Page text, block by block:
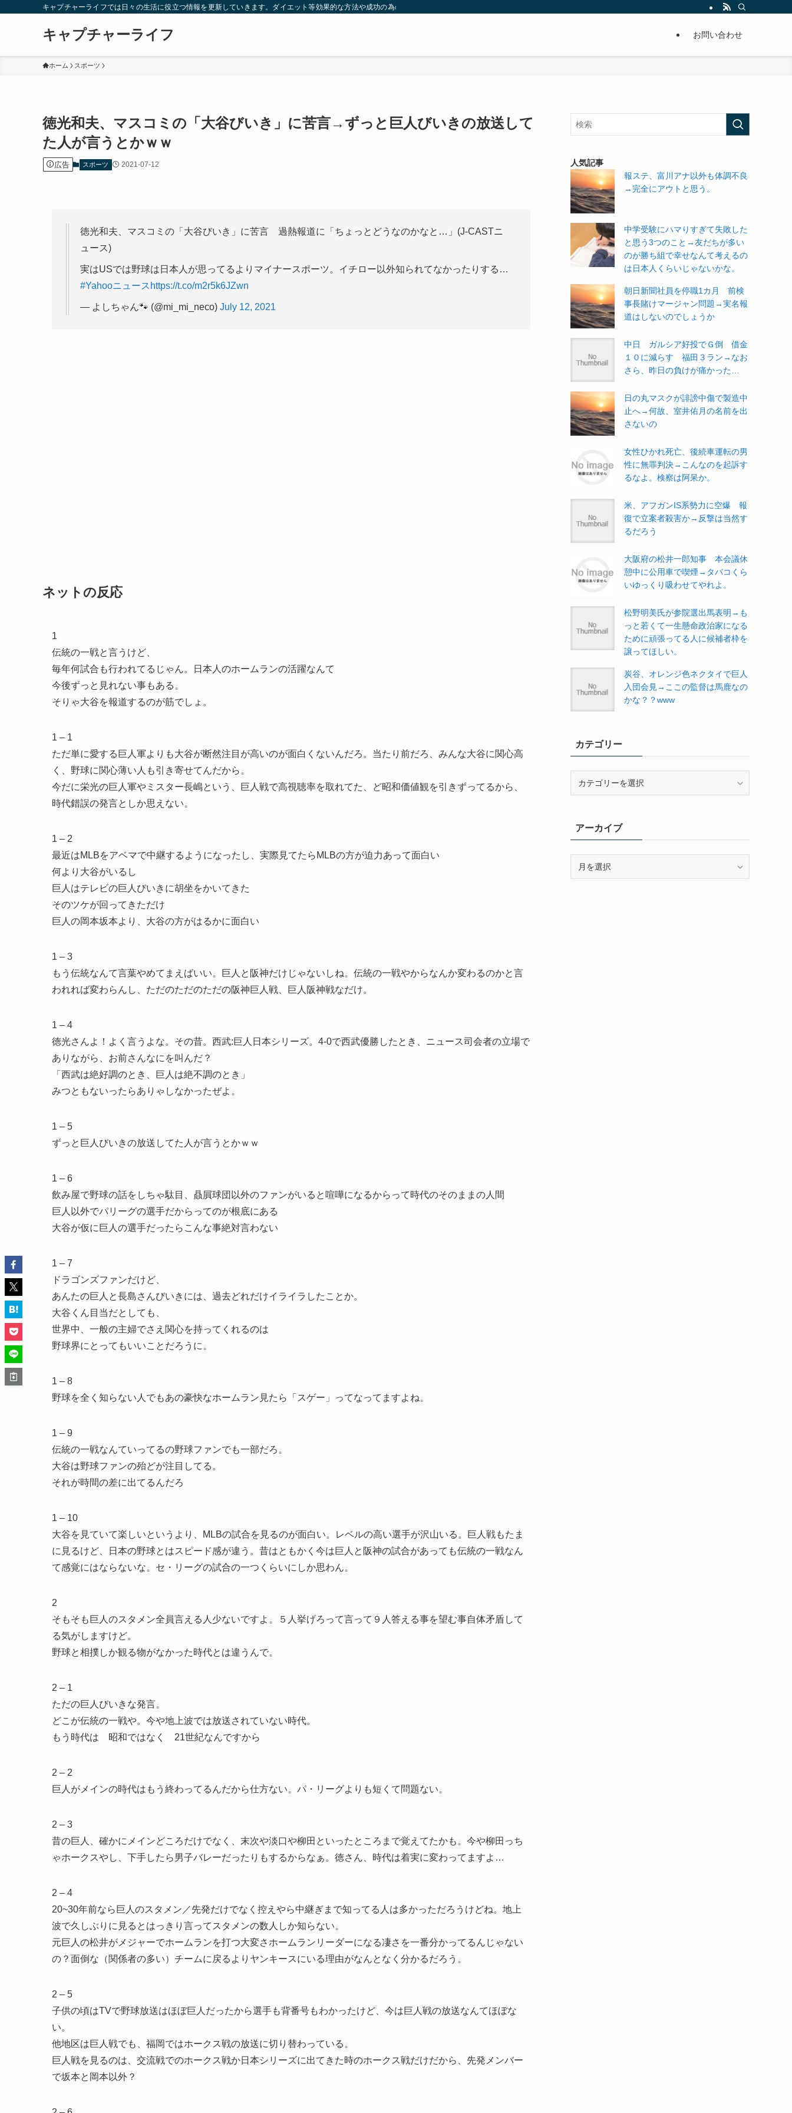
キャプチャーライフでは日々の生活に役立つ情報を更新していきます。ダイエット等効果的な方法や成功の為の秘訣等。太ったり悩んでいる方々が簡単に痩せることが出来るように分かりやすくまとめています。
キャプチャーライフ お問い合わせ
ホーム スポーツ
徳光和夫、マスコミの「大谷びいき」に苦言→ずっと巨人びいきの放送して
た人が言うとかｗｗ
広告 スポーツ 2021-07-12
徳光和夫、マスコミの「大谷びいき」に苦言 過熱報道に「ちょっとどうなのかなと…」(J-CASTニ
ュース)
実はUSでは野球は日本人が思ってるよりマイナースポーツ。イチロー以外知られてなかったりする…
#Yahooニュース https://t.co/m2r5k6JZwn
— よしちゃん🐾 (@mi_mi_neco) July 12, 2021
ネットの反応
1
伝統の一戦と言うけど、
毎年何試合も行われてるじゃん。日本人のホームランの活躍なんて
今後ずっと見れない事もある。
そりゃ大谷を報道するのが筋でしょ。
1 – 1
ただ単に愛する巨人軍よりも大谷が断然注目が高いのが面白くないんだろ。当たり前だろ、みんな大谷に関心高
く、野球に関心薄い人も引き寄せてんだから。
今だに栄光の巨人軍やミスター長嶋という、巨人戦で高視聴率を取れてた、ど昭和価値観を引きずってるから、
時代錯誤の発言としか思えない。
1 – 2
最近はMLBをアベマで中継するようになったし、実際見てたらMLBの方が迫力あって面白い
何より大谷がいるし
巨人はテレビの巨人びいきに胡坐をかいてきた
そのツケが回ってきただけ
巨人の岡本坂本より、大谷の方がはるかに面白い
1 – 3
もう伝統なんて言葉やめてまえばいい。巨人と阪神だけじゃないしね。伝統の一戦やからなんか変わるのかと言
われれば変わらんし、ただのただのただの阪神巨人戦、巨人阪神戦なだけ。
1 – 4
徳光さんよ！よく言うよな。その昔。西武:巨人日本シリーズ。4-0で西武優勝したとき、ニュース司会者の立場で
ありながら、お前さんなにを叫んだ？
「西武は絶好調のとき、巨人は絶不調のとき」
みつともないったらありゃしなかったぜよ。
1 – 5
ずっと巨人びいきの放送してた人が言うとかｗｗ
1 – 6
飲み屋で野球の話をしちゃ駄目、贔屓球団以外のファンがいると喧嘩になるからって時代のそのままの人間
巨人以外でパリーグの選手だからってのが根底にある
大谷が仮に巨人の選手だったらこんな事絶対言わない
1 – 7
ドラゴンズファンだけど、
あんたの巨人と長島さんびいきには、過去どれだけイライラしたことか。
大谷くん目当だとしても、
世界中、一般の主婦でさえ関心を持ってくれるのは
野球界にとってもいいことだろうに。
1 – 8
野球を全く知らない人でもあの豪快なホームラン見たら「スゲー」ってなってますよね。
1 – 9
伝統の一戦なんていってるの野球ファンでも一部だろ。
大谷は野球ファンの殆どが注目してる。
それが時間の差に出てるんだろ
1 – 10
大谷を見ていて楽しいというより、MLBの試合を見るのが面白い。レベルの高い選手が沢山いる。巨人戦もたま
に見るけど、日本の野球とはスピード感が違う。昔はともかく今は巨人と阪神の試合があっても伝統の一戦なん
て感覚にはならないな。セ・リーグの試合の一つくらいにしか思わん。
2
そもそも巨人のスタメン全員言える人少ないですよ。５人挙げろって言って９人答える事を望む事自体矛盾して
る気がしますけど。
野球と相撲しか観る物がなかった時代とは違うんで。
2 – 1
ただの巨人びいきな発言。
どこが伝統の一戦や。今や地上波では放送されていない時代。
もう時代は 昭和ではなく 21世紀なんですから
2 – 2
巨人がメインの時代はもう終わってるんだから仕方ない。パ・リーグよりも短くて問題ない。
2 – 3
昔の巨人、確かにメインどころだけでなく、末次や淡口や柳田といったところまで覚えてたかも。今や柳田っち
ゃホークスやし、下手したら男子バレーだったりもするからなぁ。徳さん、時代は着実に変わってますよ…
2 – 4
20~30年前なら巨人のスタメン／先発だけでなく控えやら中継ぎまで知ってる人は多かっただろうけどね。地上
波で久しぶりに見るとはっきり言ってスタメンの数人しか知らない。
元巨人の松井がメジャーでホームランを打つ大変さホームランリーダーになる凄さを一番分かってるんじゃない
の？面倒な（関係者の多い）チームに戻るよりヤンキースにいる理由がなんとなく分かるだろう。
2 – 5
子供の頃はTVで野球放送はほぼ巨人だったから選手も背番号もわかったけど、今は巨人戦の放送なんてほぼな
い。
他地区は巨人戦でも、福岡ではホークス戦の放送に切り替わっている。
巨人戦を見るのは、交流戦でのホークス戦か日本シリーズに出てきた時のホークス戦だけだから、先発メンバー
で坂本と岡本以外？
人気記事
報ステ、富川アナ以外も体調不良
→完全にアウトと思う。
中学受験にハマりすぎて失敗した
と思う3つのこと→友だちが多い
のが勝ち組で幸せなんて考えるの
は日本人くらいじゃないかな。
朝日新聞社員を停職1カ月 前検
事長賭けマージャン問題→実名報
道はしないのでしょうか
中日 ガルシア好投でＧ倒 借金
１０に減らす 福田３ラン→なお
さら、昨日の負けが痛かった…
日の丸マスクが誹謗中傷で製造中
止へ→何故、室井佑月の名前を出
さないの
女性ひかれ死亡、後続車運転の男
性に無罪判決→こんなのを起訴す
るなよ。検察は阿呆か。
米、アフガンIS系勢力に空爆 報
復で立案者殺害か→反撃は当然す
るだろう
大阪府の松井一郎知事 本会議休
憩中に公用車で喫煙→タバコくら
いゆっくり吸わせてやれよ。
松野明美氏が参院選出馬表明→も
っと若くて一生懸命政治家になる
ために頑張ってる人に候補者枠を
譲ってほしい。
炭谷、オレンジ色ネクタイで巨人
入団会見→ここの監督は馬鹿なの
かな？？www
カテゴリー
ーアーカイブ